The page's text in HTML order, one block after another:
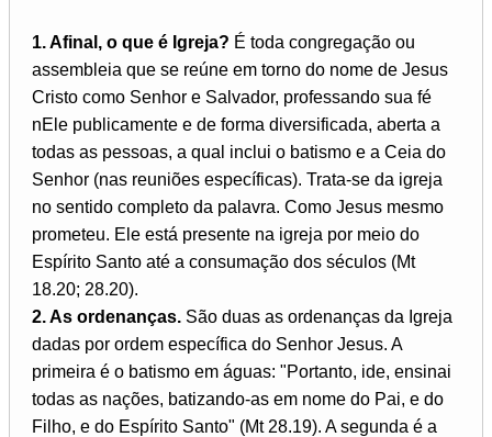
1. Afinal, o que é Igreja? É toda congregação ou
assembleia que se reúne em torno do nome de Jesus
Cristo como Senhor e Salvador, professando sua fé
nEle publicamente e de forma diversificada, aberta a
todas as pessoas, a qual inclui o batismo e a Ceia do
Senhor (nas reuniões específicas). Trata-se da igreja
no sentido completo da palavra. Como Jesus mesmo
prometeu. Ele está presente na igreja por meio do
Espírito Santo até a consumação dos séculos (Mt
18.20; 28.20).
2. As ordenanças. São duas as ordenanças da Igreja
dadas por ordem específica do Senhor Jesus. A
primeira é o batismo em águas: "Portanto, ide, ensinai
todas as nações, batizando-as em nome do Pai, e do
Filho, e do Espírito Santo" (Mt 28.19). A segunda é a